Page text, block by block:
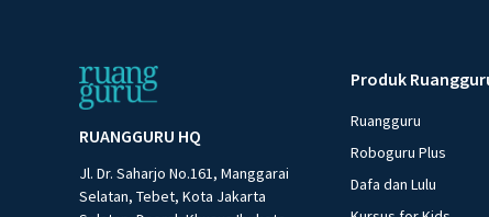
RUANGGURU HQ
Jl. Dr. Saharjo No.161, Manggarai
Selatan, Tebet, Kota Jakarta
Produk
Ruangguru
Roboguru Plus
Dafa dan Lulu